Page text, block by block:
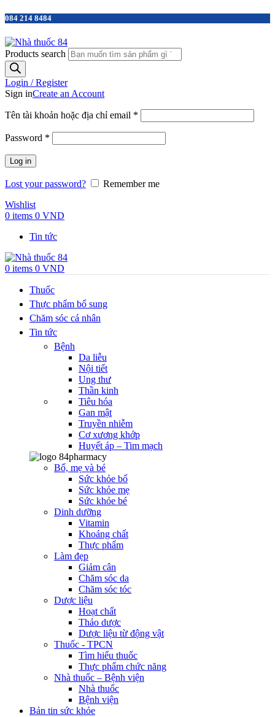
084 214 8484
Products search
Login / Register
Sign inCreate an Account
Tên tài khoản hoặc địa chỉ email *
Password *
Log in
Lost your password?
Remember me
Wishlist
0 items 0 VND
Tin tức
0 items 0 VND
Thuốc
Thực phẩm bổ sung
Chăm sóc cá nhân
Tin tức
Bệnh
Da liễu
Nội tiết
Ung thư
Thần kinh
Tiêu hóa
Gan mật
Truyền nhiễm
Cơ xương khớp
Huyết áp – Tim mạch
Bố, mẹ và bé
Sức khỏe bố
Sức khỏe mẹ
Sức khỏe bé
Dinh dưỡng
Vitamin
Khoáng chất
Thực phẩm
Làm đẹp
Giảm cân
Chăm sóc da
Chăm sóc tóc
Dược liệu
Hoạt chất
Thảo dược
Dược liệu từ động vật
Thuốc - TPCN
Tìm hiểu thuốc
Thực phẩm chức năng
Nhà thuốc – Bệnh viện
Nhà thuốc
Bệnh viện
Bản tin sức khỏe